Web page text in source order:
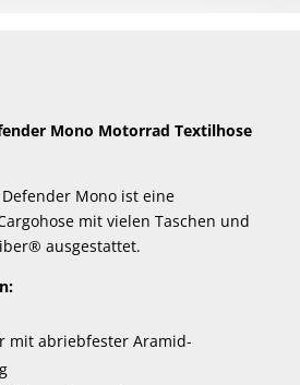
Mono Motorrad Textilhose
Defender Mono ist eine
mit vielen Taschen und
ausgestattet.
mit abriebfester Aramid-